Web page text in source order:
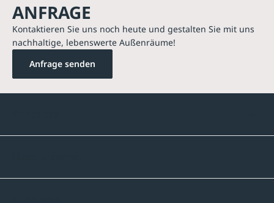
ANFRAGE
Kontaktieren Sie uns noch heute und gestalten Sie mit uns
nachhaltige, lebenswerte Außenräume!
Anfrage senden